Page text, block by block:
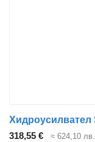
318,55 € ≈ 624,10 лв.